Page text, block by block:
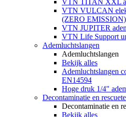
VTN TITAN XXL
VTN VULCAN
(ZERO EMISSION)
VTN JUPITER
VTN Life Support
Ademluchtslangen
Ademluchtslangen
Bekijk alles
Ademluchtslangen
EN14594
Hoge druk 1/4"
Decontaminatie en
Decontaminatie en
Bekijk alles